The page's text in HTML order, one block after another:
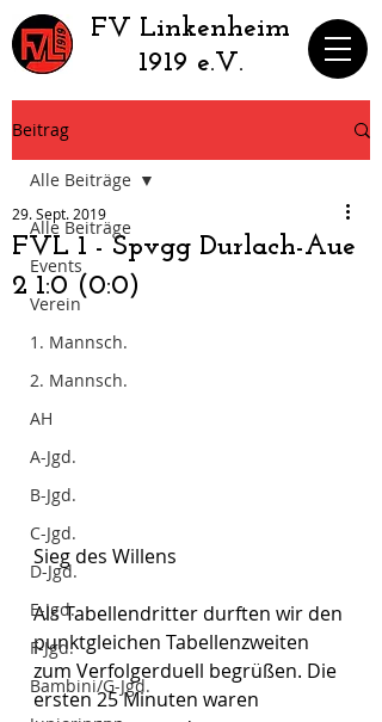
​FV Linkenheim
1919 e.V.
Beitrag
Alle Beiträge
Events
Verein
1. Mannsch.
2. Mannsch.
AH
A-Jgd.
B-Jgd.
C-Jgd.
D-Jgd.
E-Jgd.
F-Jgd.
Bambini/G-Jgd.
Alle Beiträge
FVL 1 - Spvgg Durlach-Aue
2 1:0 (0:0)
29. Sept. 2019
Sieg des Willens
Als Tabellendritter durften wir den
punktgleichen Tabellenzweiten
zum Verfolgerduell begrüßen. Die
ersten 25 Minuten waren